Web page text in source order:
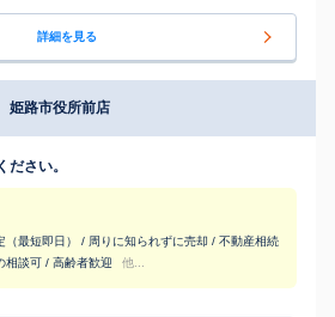
詳細を見る
姫路市役所前店
さい。
（最短即日） / 周りに知られずに売却 / 不動産相続
相談可 / 高齢者歓迎
他...